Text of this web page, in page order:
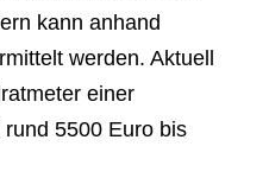
kann anhand
werden. Aktuell
einer
5500 Euro bis